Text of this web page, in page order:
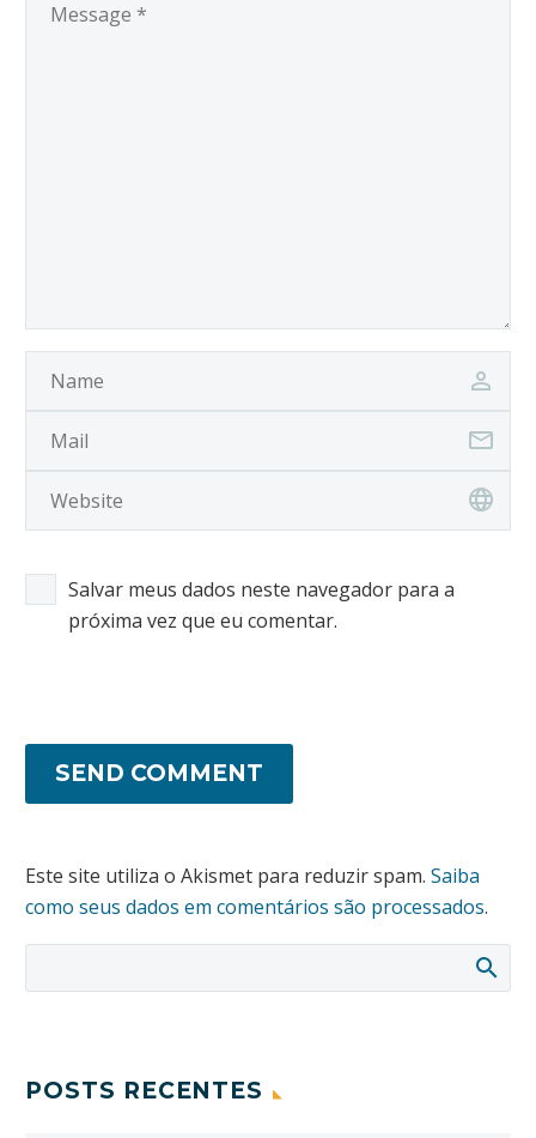
Salvar meus dados neste navegador para a
próxima vez que eu comentar.
SEND COMMENT
Este site utiliza o Akismet para reduzir spam. Saiba
como seus dados em comentários são processados.
POSTS RECENTES